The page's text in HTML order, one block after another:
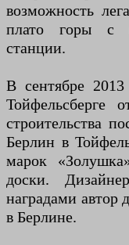
возможность
плато горы с
станции.
В сентябре
Тойфельсберге
строительства
Берлин в
марок
доски.
наградами автор
в Берлине.